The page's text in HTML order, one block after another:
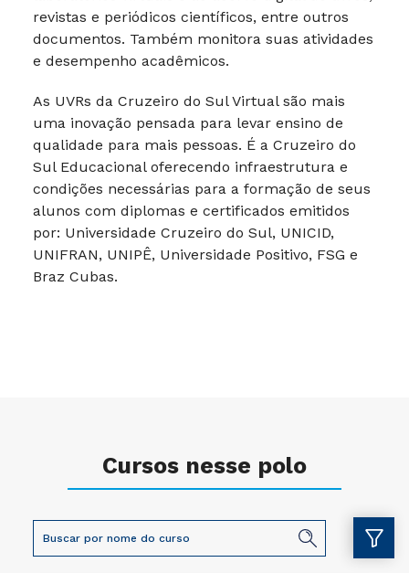
revistas e periódicos científicos, entre outros
documentos. Também monitora suas atividades
e desempenho acadêmicos.
As UVRs da Cruzeiro do Sul Virtual são mais
uma inovação pensada para levar ensino de
qualidade para mais pessoas. É a Cruzeiro do
Sul Educacional oferecendo infraestrutura e
condições necessárias para a formação de seus
alunos com diplomas e certificados emitidos
por: Universidade Cruzeiro do Sul, UNICID,
UNIFRAN, UNIPÊ, Universidade Positivo, FSG e
Braz Cubas.
Cursos nesse polo